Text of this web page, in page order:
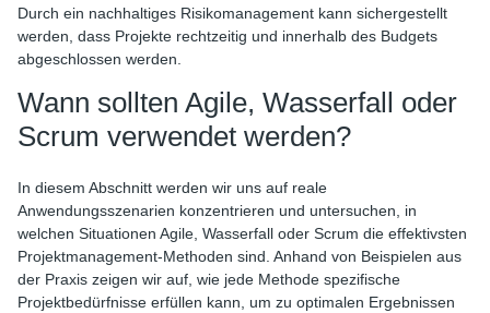
Durch ein nachhaltiges Risikomanagement kann sichergestellt
werden, dass Projekte rechtzeitig und innerhalb des Budgets
abgeschlossen werden.
Wann sollten Agile, Wasserfall oder
Scrum verwendet werden?
In diesem Abschnitt werden wir uns auf reale
Anwendungsszenarien konzentrieren und untersuchen, in
welchen Situationen Agile, Wasserfall oder Scrum die effektivsten
Projektmanagement-Methoden sind. Anhand von Beispielen aus
der Praxis zeigen wir auf, wie jede Methode spezifische
Projektbedürfnisse erfüllen kann, um zu optimalen Ergebnissen